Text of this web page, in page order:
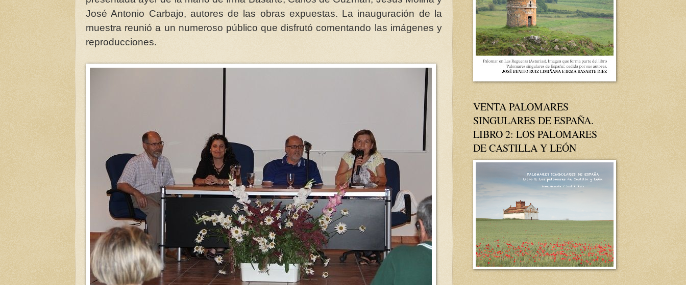
José Antonio Carbajo, autores de las obras expuestas. La inauguración de la
muestra reunió a un numeroso público que disfrutó comentando las imágenes y
reproducciones.
VENTA PALOMARES
SINGULARES DE ESPAÑA.
LIBRO 2: LOS PALOMARES
DE CASTILLA Y LEÓN